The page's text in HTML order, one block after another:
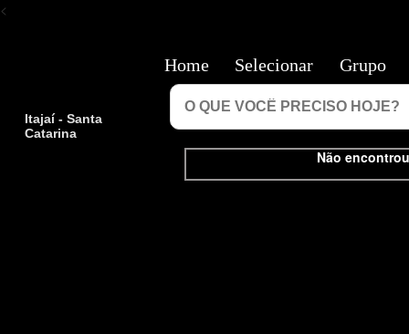
<
Itajaí - Santa
Catarina
Não
Home Selecionar Grupo